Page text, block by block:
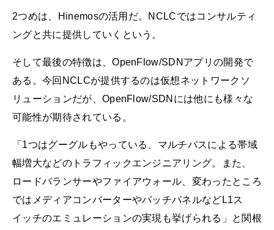
2つめは、Hinemosの活用だ。NCLCではコンサルティ
ングと共に提供していくという。
そして最後の特徴は、OpenFlow/SDNアプリの開発で
ある。今回NCLCが提供するのは仮想ネットワークソ
リューションだが、OpenFlow/SDNには他にも様々な
可能性が期待されている。
「1つはグーグルもやっている、マルチパスによる帯域
幅増大などのトラフィックエンジニアリング。また、
ロードバランサーやファイアウォール、変わったところ
ではメディアコンバーターやパッチパネルなどL1ス
イッチのエミュレーションの実現も挙げられる」と関根